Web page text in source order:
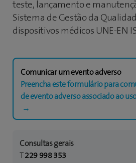
teste, lançamento e
Sistema de Gestão da
dispositivos médicos UNE-EN
Comunicar um evento adverso
Preencha este formulário para
de evento adverso associado ao
→
Consultas gerais
229 998 353